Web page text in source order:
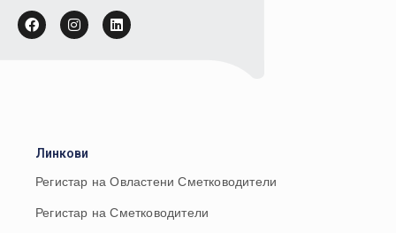
Линкови
Регистар на Овластени Сметководители
Регистар на Сметководители